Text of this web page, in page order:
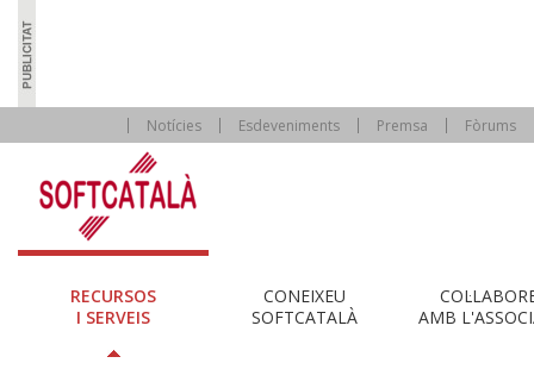
Notícies Esdeveniments Premsa Fòrums
RECURSOS
I SERVEIS
CONEIXEU
SOFTCATALÀ
AMB